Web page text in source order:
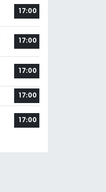
17:00
17:00
17:00
17:00
17:00